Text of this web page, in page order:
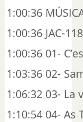
1:00:36
1:00:36 JAC-
1:00:36 01-
1:03:36 02-
1:06:32 03- La
1:10:54 04- As